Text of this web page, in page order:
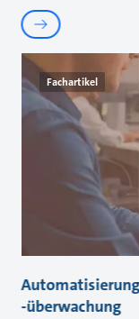
Fachartikel
-überwachung